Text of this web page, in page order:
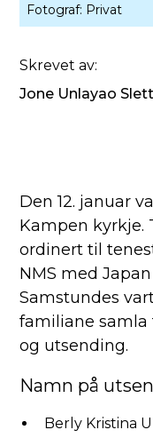
Fotograf: Privat
Skrevet av:
Jone Unlayao
Den 12. januar
Kampen kyrkje.
ordinert til
NMS med
Samstundes
familiane
og utsending.
Namn på
Berly Kristina